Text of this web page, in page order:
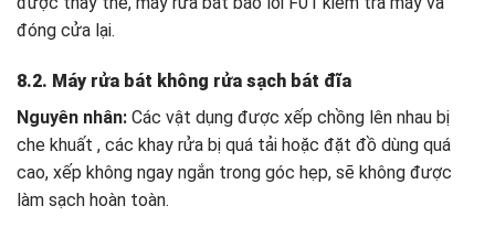
đóng cửa lại.
8.2. Máy rửa bát không rửa sạch bát đĩa
Nguyên nhân: Các vật dụng được xếp chồng lên nhau bị
che khuất , các khay rửa bị quá tải hoặc đặt đồ dùng quá
cao, xếp không ngay ngắn trong góc hẹp, sẽ không được
làm sạch hoàn toàn.